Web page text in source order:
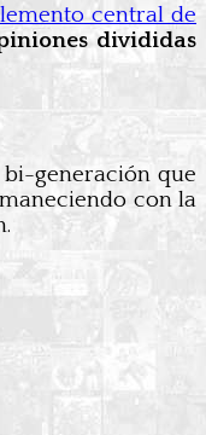
central de
divididas
generación que
con la